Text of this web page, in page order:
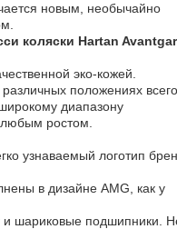
новым, необычайно
коляски Hartan
эко-кожей.
положениях всего
диапазону
ростом.
узнаваемый логотип
в дизайне AMG, как у
шариковые подшипники.